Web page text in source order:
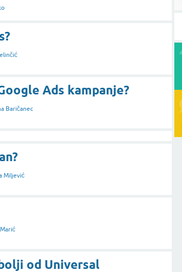
Ads kampanje?
Baričanec
Miljević
od Universal